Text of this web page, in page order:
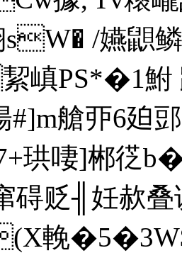
/嬿鼰
嵮PS*�1鮒
#]m艙丣6廹
珙啛]郴
碍贬╢妊赥
輓